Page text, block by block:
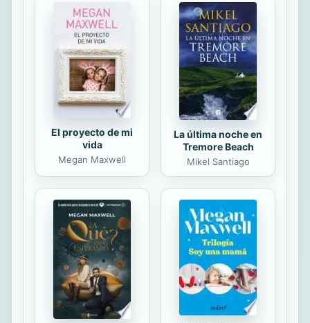
que la post-verdad, los prejuicios y la
información terciada e interesada
está a la orden del día. Juan Martos
Quesada nació en Huelma (Jaén), en
1953, y se doctoró en...
El proyecto de mi
vida
Megan Maxwell
La última noche en
Tremore Beach
Mikel Santiago